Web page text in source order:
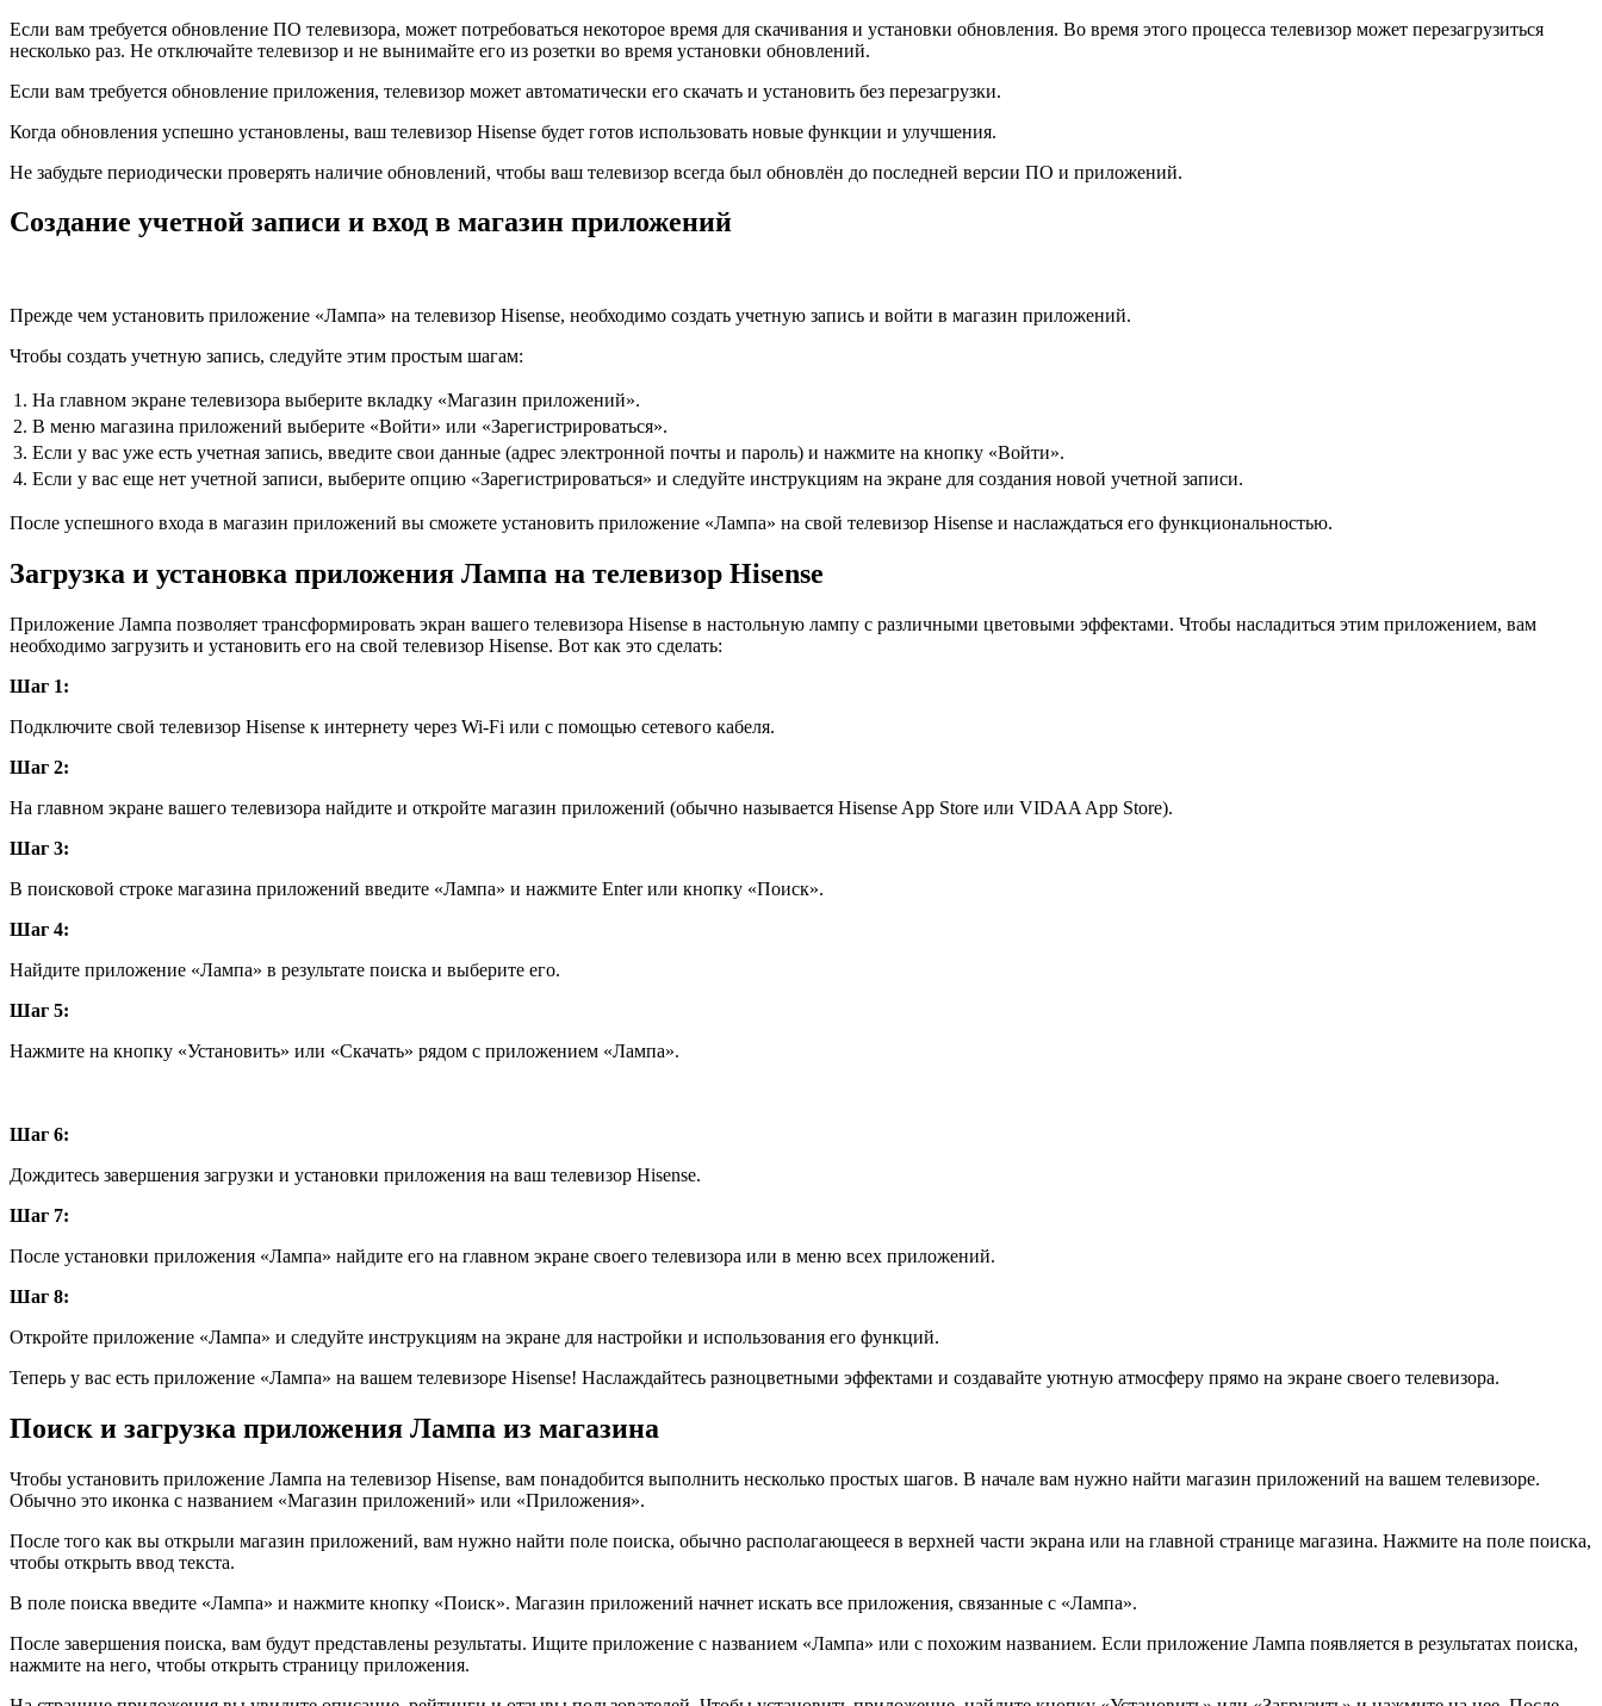
Если вам требуется обновление ПО телевизора, может потребоваться некоторое время для скачивания и установки обновления. Во время этого процесса телевизор может перезагрузиться
несколько раз. Не отключайте телевизор и не вынимайте его из розетки во время установки обновлений.
Если вам требуется обновление приложения, телевизор может автоматически его скачать и установить без перезагрузки.
Когда обновления успешно установлены, ваш телевизор Hisense будет готов использовать новые функции и улучшения.
Не забудьте периодически проверять наличие обновлений, чтобы ваш телевизор всегда был обновлён до последней версии ПО и приложений.
Создание учетной записи и вход в магазин приложений
Прежде чем установить приложение «Лампа» на телевизор Hisense, необходимо создать учетную запись и войти в магазин приложений.
Чтобы создать учетную запись, следуйте этим простым шагам:
1. На главном экране телевизора выберите вкладку «Магазин приложений».
2. В меню магазина приложений выберите «Войти» или «Зарегистрироваться».
3. Если у вас уже есть учетная запись, введите свои данные (адрес электронной почты и пароль) и нажмите на кнопку «Войти».
4. Если у вас еще нет учетной записи, выберите опцию «Зарегистрироваться» и следуйте инструкциям на экране для создания новой учетной записи.
После успешного входа в магазин приложений вы сможете установить приложение «Лампа» на свой телевизор Hisense и наслаждаться его функциональностью.
Загрузка и установка приложения Лампа на телевизор Hisense
Приложение Лампа позволяет трансформировать экран вашего телевизора Hisense в настольную лампу с различными цветовыми эффектами. Чтобы насладиться этим приложением, вам
необходимо загрузить и установить его на свой телевизор Hisense. Вот как это сделать:
Шаг 1:
Подключите свой телевизор Hisense к интернету через Wi-Fi или с помощью сетевого кабеля.
Шаг 2:
На главном экране вашего телевизора найдите и откройте магазин приложений (обычно называется Hisense App Store или VIDAA App Store).
Шаг 3:
В поисковой строке магазина приложений введите «Лампа» и нажмите Enter или кнопку «Поиск».
Шаг 4:
Найдите приложение «Лампа» в результате поиска и выберите его.
Шаг 5:
Нажмите на кнопку «Установить» или «Скачать» рядом с приложением «Лампа».
Шаг 6:
Дождитесь завершения загрузки и установки приложения на ваш телевизор Hisense.
Шаг 7:
После установки приложения «Лампа» найдите его на главном экране своего телевизора или в меню всех приложений.
Шаг 8:
Откройте приложение «Лампа» и следуйте инструкциям на экране для настройки и использования его функций.
Теперь у вас есть приложение «Лампа» на вашем телевизоре Hisense! Наслаждайтесь разноцветными эффектами и создавайте уютную атмосферу прямо на экране своего телевизора.
Поиск и загрузка приложения Лампа из магазина
Чтобы установить приложение Лампа на телевизор Hisense, вам понадобится выполнить несколько простых шагов. В начале вам нужно найти магазин приложений на вашем телевизоре.
Обычно это иконка с названием «Магазин приложений» или «Приложения».
После того как вы открыли магазин приложений, вам нужно найти поле поиска, обычно располагающееся в верхней части экрана или на главной странице магазина. Нажмите на поле поиска,
чтобы открыть ввод текста.
В поле поиска введите «Лампа» и нажмите кнопку «Поиск». Магазин приложений начнет искать все приложения, связанные с «Лампа».
После завершения поиска, вам будут представлены результаты. Ищите приложение с названием «Лампа» или с похожим названием. Если приложение Лампа появляется в результатах поиска,
нажмите на него, чтобы открыть страницу приложения.